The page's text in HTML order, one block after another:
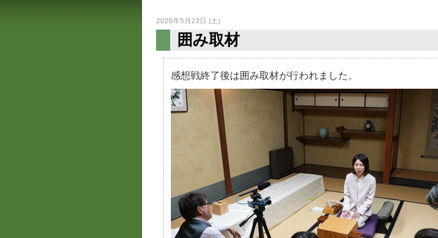
2026年5月23日 (土)
囲み取材
感想戦終了後は囲み取材が行われました。